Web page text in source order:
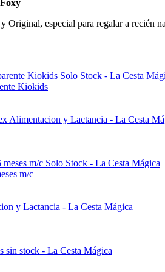
Original, especial para regalar a recién
Kiokids
m/c